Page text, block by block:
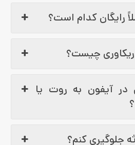
رایگان کدام است؟
ریکاوری چیست؟
در آیفون به روت یا
جلوگیری کنم؟